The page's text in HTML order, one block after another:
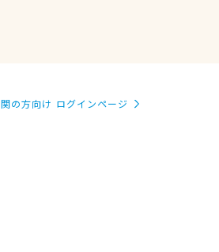
の方向け ログインページ